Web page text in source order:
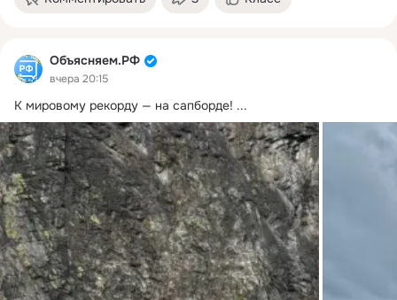
Объясняем.РФ
вчера 20:15
К мировому рекорду — на сапборде! ...